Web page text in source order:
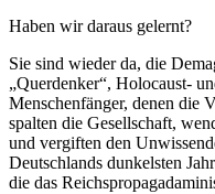
Haben wir daraus gelernt?
Sie sind wieder da, die
Querdenker , Holocaust-
Menschenfänger, denen die
spalten die Gesellschaft,
und vergiften den
Deutschlands dunkelsten
die das